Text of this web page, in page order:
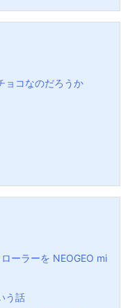
ョコなのだろうか
ーラーを NEOGEO mi
う話